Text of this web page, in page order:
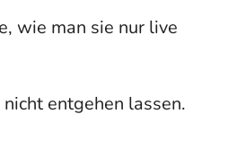
wie man sie nur live
entgehen lassen.